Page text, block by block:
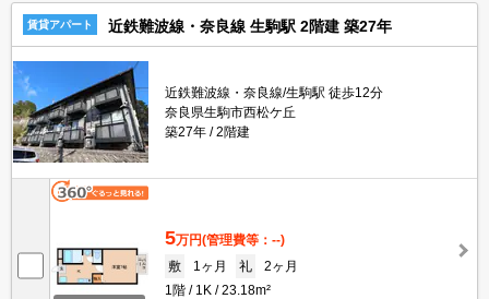
賃貸アパート 近鉄難波線・奈良線 生駒駅 2階建 築27年
近鉄難波線・奈良線/生駒駅 徒歩12分
奈良県生駒市西松ケ丘
築27年
2階建
5万円(管理費等：--)
敷
1ヶ月 礼
2ヶ月
1階
1K 23.18m²